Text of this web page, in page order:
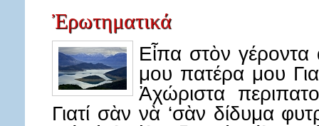
Ἐρωτηματικά
Εἶπα στὸν
μου πατέρα μου
Ἀχώριστα
Γιατί σὰν νὰ ‘σὰν δίδυμα